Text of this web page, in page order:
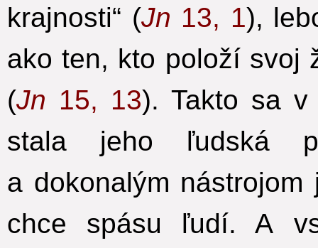
krajnosti“ (Jn 13, 1),
ako ten, kto položí svoj
(Jn 15, 13). Takto sa
stala jeho ľudská
a dokonalým
chce spásu ľudí.A